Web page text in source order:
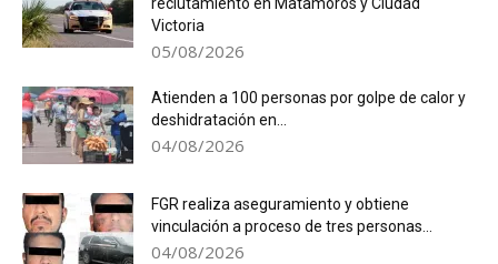
Victoria
05/08/2026
Atienden a 100 personas por golpe de calor y
deshidratación en...
04/08/2026
FGR realiza aseguramiento y obtiene
vinculación a proceso de tres personas...
04/08/2026